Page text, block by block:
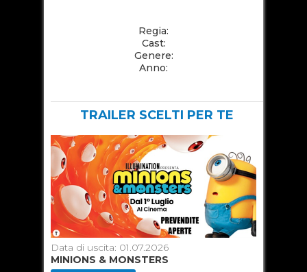
Regia:
Cast:
Genere:
Anno:
TRAILER SCELTI PER TE
Data di uscita: 01.07.2026
MINIONS & MONSTERS